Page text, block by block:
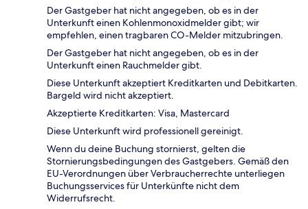
Der Gastgeber hat nicht angegeben, ob es in der
Unterkunft einen Kohlenmonoxidmelder gibt; wir
empfehlen, einen tragbaren CO-Melder mitzubringen.
Der Gastgeber hat nicht angegeben, ob es in der
Unterkunft einen Rauchmelder gibt.
Diese Unterkunft akzeptiert Kreditkarten und Debitkarten.
Bargeld wird nicht akzeptiert.
Akzeptierte Kreditkarten: Visa, Mastercard
Diese Unterkunft wird professionell gereinigt.
Wenn du deine Buchung stornierst, gelten die
Stornierungsbedingungen des Gastgebers. Gemäß den
EU-Verordnungen über Verbraucherrechte unterliegen
Buchungsservices für Unterkünfte nicht dem
Widerrufsrecht.